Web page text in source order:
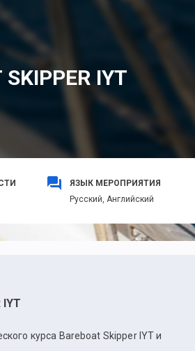
IYT
ЯЗЫК МЕРОПРИЯТИЯ
Русский, Английский
IYT
курса Bareboat Skipper IYT и